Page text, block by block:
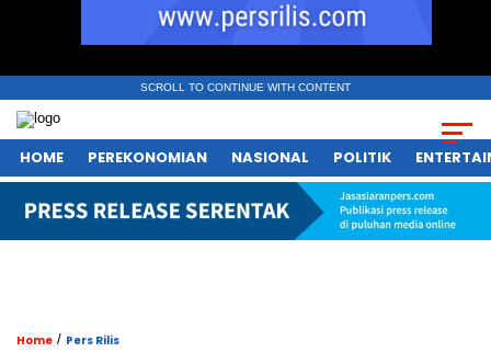
SCROLL TO CONTINUE WITH CONTENT
HOME PEREKONOMIAN NASIONAL POLITIK
Home / Pers Rilis